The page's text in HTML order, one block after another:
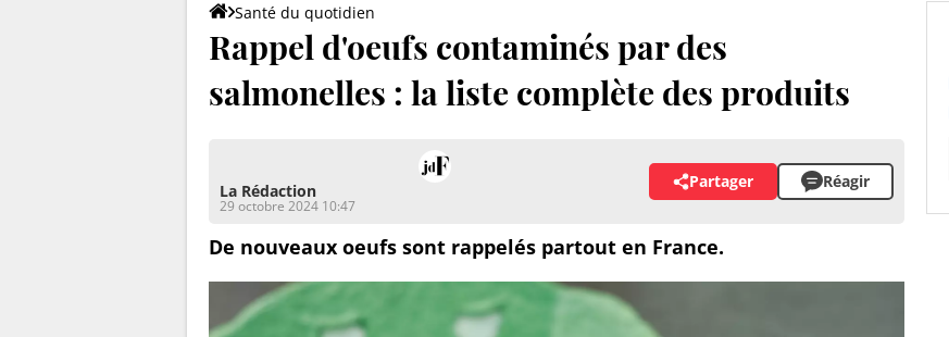
Santé du quotidien
Rappel d'oeufs contaminés par des
salmonelles : la liste complète des produits
La Rédaction
29 octobre 2024 10:47
Partager Réagir
De nouveaux oeufs sont rappelés partout en France.